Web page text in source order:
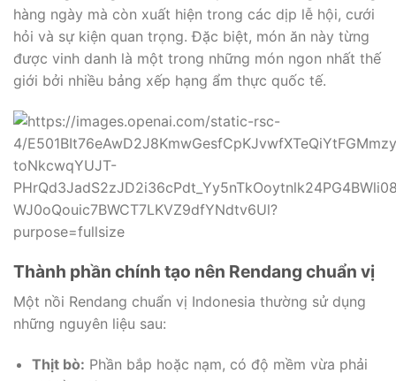
hàng ngày mà còn xuất hiện trong các dịp lễ hội, cưới
hỏi và sự kiện quan trọng. Đặc biệt, món ăn này từng
được vinh danh là một trong những món ngon nhất thế
giới bởi nhiều bảng xếp hạng ẩm thực quốc tế.
Thành phần chính tạo nên Rendang chuẩn vị
Một nồi Rendang chuẩn vị Indonesia thường sử dụng
những nguyên liệu sau:
Thịt bò: Phần bắp hoặc nạm, có độ mềm vừa phải